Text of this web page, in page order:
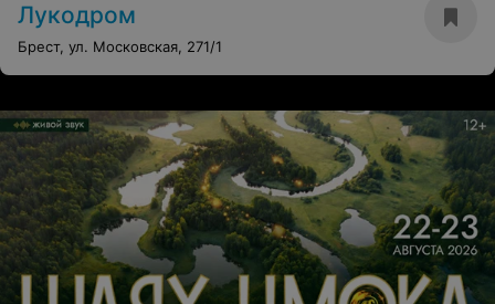
Лукодром
Брест, ул. Московская, 271/1